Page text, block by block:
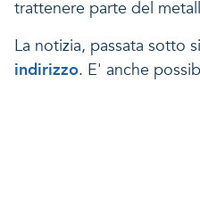
trattenere parte del
La notizia, passata sotto
indirizzo. E' anche